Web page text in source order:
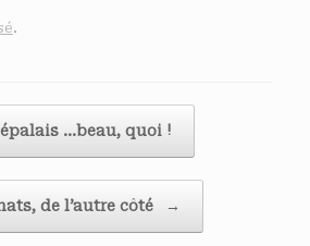
.
…beau, quoi !
de l’autre côté →